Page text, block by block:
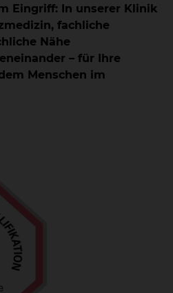
Eingriff: In unserer Klinik
fachliche
Nähe
– für Ihre
Menschen im